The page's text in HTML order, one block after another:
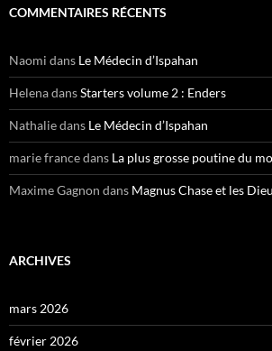
COMMENTAIRES RÉCENTS
Naomi dans Le Médecin d’Ispahan
HelenadansStarters volume 2 : Enders
Nathaliedans Le Médecin d’Ispahan
marie francedans La plus grosse poutine du
Maxime Gagnon dans Magnus Chase et les
ARCHIVES
mars 2026
février 2026